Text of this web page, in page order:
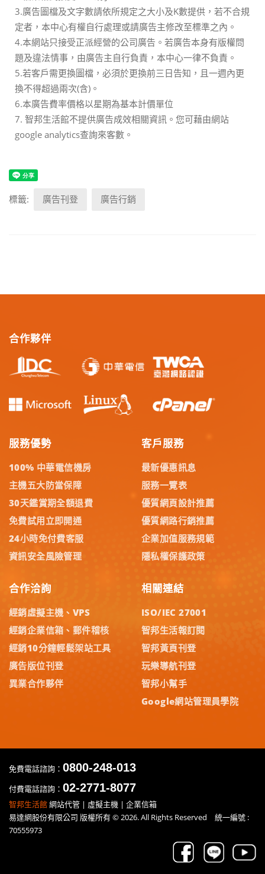
3.廣告圖檔及文字數請依所規定之大小及K數提供，若不合規
定者，本中心有權自行處理或請廣告主修改至標準之內。
4.本網站只接受正派經營的公司廣告。若廣告本身有版權問
題及違法情事，由廣告主自行負責，本中心一律不負責。
5.若客戶需更換圖檔，必須於更換前三日告知，且一週內更
換不得超過兩次(含)。
6.本廣告費率價格以星期為基本計價單位
7. 智邦生活館不提供廣告成效相關資訊。您可藉由網站
google analytics查詢來客數。
標籤: 廣告刊登 廣告行銷
合作夥伴
服務優勢
100% 中華電信機房
主機五大防當保障
30天鑑賞期全額退費
免費試用立即開通
24小時免付費客服
資訊安全風險管理
客戶服務
最新優惠訊息
服務一覽表
優質網頁設計推薦
優質網路行銷推薦
企業加值服務規範
隱私權保護政策
合作洽詢
經銷虛擬主機、VPS
經銷企業信箱、郵件稽核
經銷10分鐘輕鬆架站工具
廣告版位刊登
異業合作夥伴
相關連結
ISO/IEC 27001
智邦生活報訂閱
智邦黃頁刊登
玩樂導航刊登
智邦小幫手
Google網站管理員學院
免費電話諮詢： 0800-248-013
付費電話諮詢： 02-2771-8077
智邦生活館網站代管 | 虛擬主機 | 企業信箱
易達網股份有限公司 版權所有 © 2026. All Rights Reserved 統一編號 :
70555973